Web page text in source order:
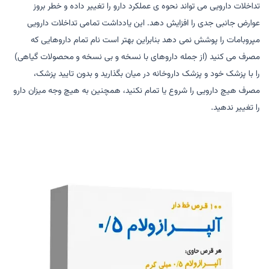
تداخلات دارویی می تواند نحوه ی عملکرد دارو را تغییر داده و خطر بروز
عوارض جانبی جدی را افزایش دهد. این یادداشت تمامی تداخلات دارویی
مپروبامات را پوشش نمی دهد بنابراین بهتر است نام تمام داروهایی که
مصرف می کنید (از جمله داروهای با نسخه و بی نسخه و محصولات گیاهی)
را با پزشک خود و پزشک داروخانه در میان بگذارید و بدون تایید پزشک،
مصرف هیچ دارویی را شروع یا تمام نکنید، همچنین به هیچ وجه میزان دارو
را تغییر ندهید.